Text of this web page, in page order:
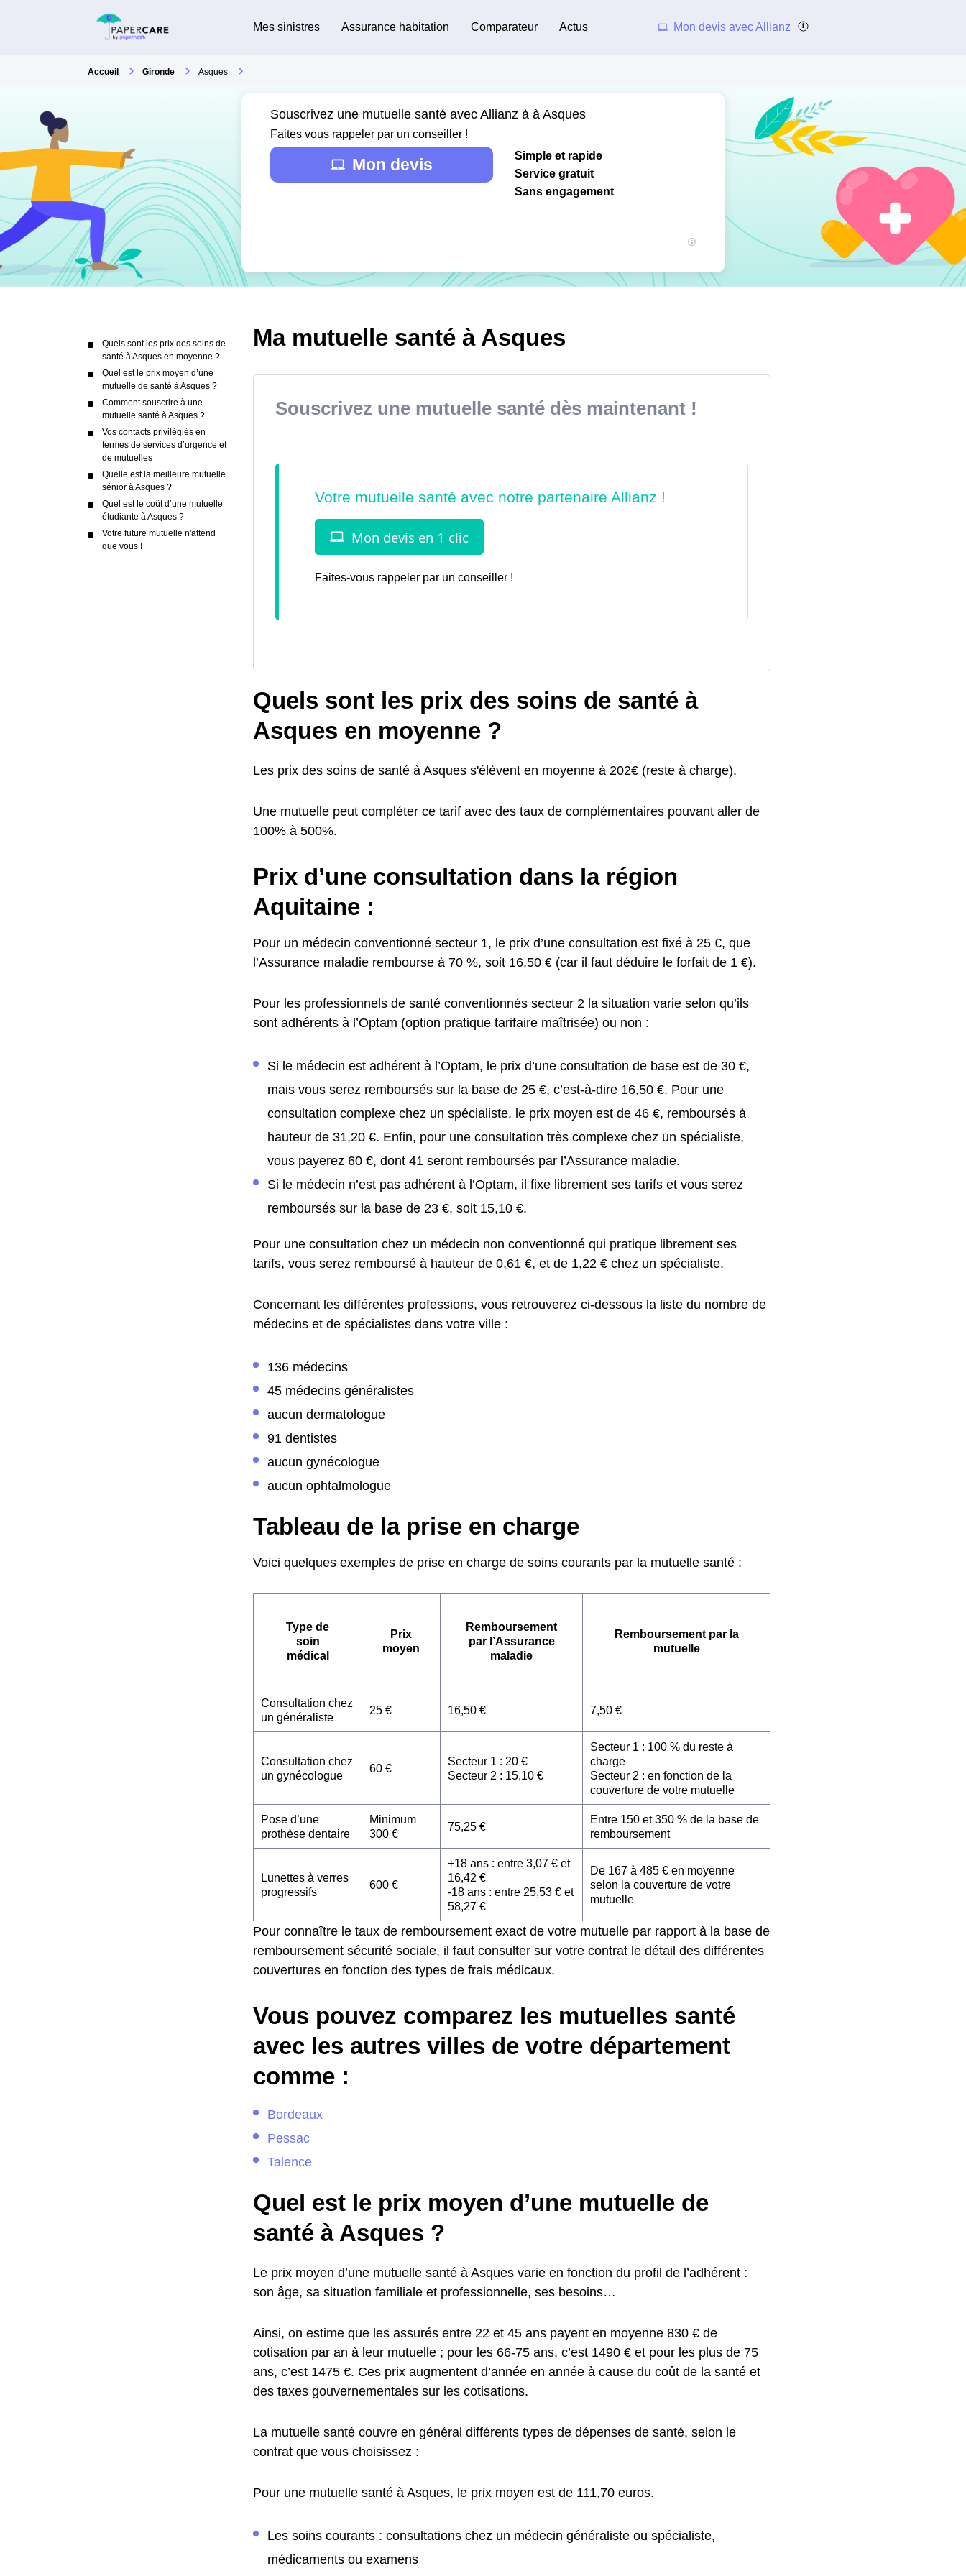
Mes sinistres Assurance habitation Comparateur Actus Mon devis avec Allianz
Accueil Gironde Asques
Souscrivez une mutuelle santé avec Allianz à à Asques
Faites vous rappeler par un conseiller !
Mon devis
Simple et rapide
Service gratuit
Sans engagement
Quels sont les prix des soins de
santé à Asques en moyenne ?
Quel est le prix moyen d’une
mutuelle de santé à Asques ?
Comment souscrire à une
mutuelle santé à Asques ?
Vos contacts privilégiés en
termes de services d’urgence et
de mutuelles
Quelle est la meilleure mutuelle
sénior à Asques ?
Quel est le coût d’une mutuelle
étudiante à Asques ?
Votre future mutuelle n'attend
que vous !
Ma mutuelle santé à Asques
Souscrivez une mutuelle santé dès maintenant !
Faites-vous rappeler par un conseiller !
Quels sont les prix des soins de santé à
Asques en moyenne ?
Les prix des soins de santé à Asques s'élèvent en moyenne à 202€ (reste à charge).
Une mutuelle peut compléter ce tarif avec des taux de complémentaires pouvant aller de
100% à 500%.
Prix d’une consultation dans la région
Aquitaine :
Pour un médecin conventionné secteur 1, le prix d’une consultation est fixé à 25 €, que
l’Assurance maladie rembourse à 70 %, soit 16,50 € (car il faut déduire le forfait de 1 €).
Pour les professionnels de santé conventionnés secteur 2 la situation varie selon qu’ils
sont adhérents à l’Optam (option pratique tarifaire maîtrisée) ou non :
Si le médecin est adhérent à l’Optam, le prix d’une consultation de base est de 30 €,
mais vous serez remboursés sur la base de 25 €, c’est-à-dire 16,50 €. Pour une
consultation complexe chez un spécialiste, le prix moyen est de 46 €, remboursés à
hauteur de 31,20 €. Enfin, pour une consultation très complexe chez un spécialiste,
vous payerez 60 €, dont 41 seront remboursés par l’Assurance maladie.
Si le médecin n’est pas adhérent à l’Optam, il fixe librement ses tarifs et vous serez
remboursés sur la base de 23 €, soit 15,10 €.
Pour une consultation chez un médecin non conventionné qui pratique librement ses
tarifs, vous serez remboursé à hauteur de 0,61 €, et de 1,22 € chez un spécialiste.
Concernant les différentes professions, vous retrouverez ci-dessous la liste du nombre de
médecins et de spécialistes dans votre ville :
136 médecins
45 médecins généralistes
aucun dermatologue
91 dentistes
aucun gynécologue
aucun ophtalmologue
Tableau de la prise en charge
Voici quelques exemples de prise en charge de soins courants par la mutuelle santé :
Type de
soin
médical
Prix
moyen
Remboursement
par l’Assurance
maladie
Remboursement par la
mutuelle
Consultation chez
un généraliste
25 € 16,50 € 7,50 €
Consultation chez
un gynécologue
60 €
Secteur 1 : 20 €
Secteur 2 : 15,10 €
Secteur 1 : 100 % du reste à
charge
Secteur 2 : en fonction de la
couverture de votre mutuelle
Pose d’une
prothèse dentaire
Minimum
300 €
75,25 €
Entre 150 et 350 % de la base de
remboursement
Lunettes à verres
progressifs
600 €
+18 ans : entre 3,07 € et
16,42 €
-18 ans : entre 25,53 € et
58,27 €
De 167 à 485 € en moyenne
selon la couverture de votre
mutuelle
Pour connaître le taux de remboursement exact de votre mutuelle par rapport à la base de
remboursement sécurité sociale, il faut consulter sur votre contrat le détail des différentes
couvertures en fonction des types de frais médicaux.
Vous pouvez comparez les mutuelles santé
avec les autres villes de votre département
comme :
Bordeaux
Pessac
Talence
Quel est le prix moyen d’une mutuelle de
santé à Asques ?
Le prix moyen d’une mutuelle santé à Asques varie en fonction du profil de l’adhérent :
son âge, sa situation familiale et professionnelle, ses besoins…
Ainsi, on estime que les assurés entre 22 et 45 ans payent en moyenne 830 € de
cotisation par an à leur mutuelle ; pour les 66-75 ans, c’est 1490 € et pour les plus de 75
ans, c’est 1475 €. Ces prix augmentent d’année en année à cause du coût de la santé et
des taxes gouvernementales sur les cotisations.
La mutuelle santé couvre en général différents types de dépenses de santé, selon le
contrat que vous choisissez :
Pour une mutuelle santé à Asques, le prix moyen est de 111,70 euros.
Les soins courants : consultations chez un médecin généraliste ou spécialiste,
médicaments ou examens